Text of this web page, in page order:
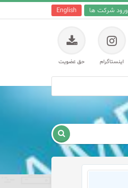
English ورود شرکت ها
اینستاگرام حق عضویت
